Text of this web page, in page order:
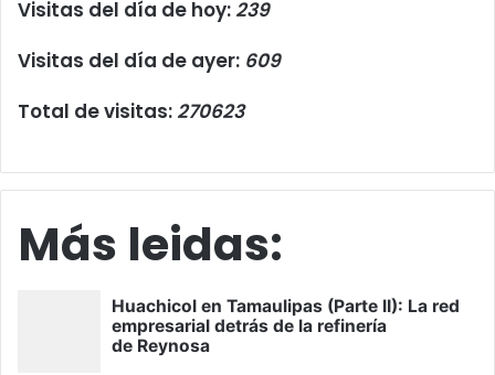
Visitas del día de hoy: 239
Visitas del día de ayer: 609
Total de visitas: 270623
Más leidas: